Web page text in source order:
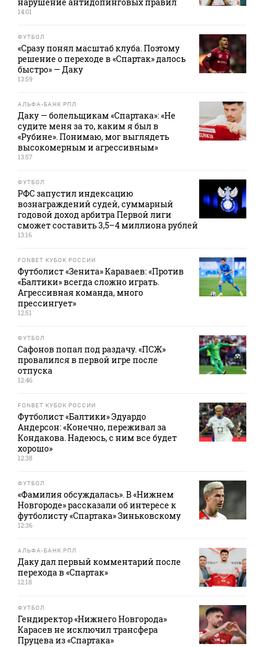
14:01
ФУТБОЛ
«Сразу понял масштаб клуба. Поэтому
решение о переходе в «Спартак» далось
быстро» — Даку
13:59
АЛЬФА-БАНК РПЛ
Даку — болельщикам «Спартака»: «Не
судите меня за то, каким я был в
«Рубине». Понимаю, мог выглядеть
высокомерным и агрессивным»
13:57
ФУТБОЛ
РФС запустил индексацию
вознаграждений судей, суммарный
годовой доход арбитра Первой лиги
сможет составить 3,5–4 миллиона рублей
13:16
FONBET КУБОК РОССИИ
Футболист «Зенита» Караваев: «Против
«Балтики» всегда сложно играть.
Агрессивная команда, много
прессингует»
12:51
ФУТБОЛ
Сафонов попал под раздачу. «ПСЖ»
провалился в первой игре после
отпуска
12:46
FONBET КУБОК РОССИИ
Футболист «Балтики» Эдуардо
Андерсон: «Конечно, переживал за
Кондакова. Надеюсь, с ним все будет
хорошо»
12:38
ФУТБОЛ
«Фамилия обсуждалась». В «Нижнем
Новгороде» рассказали об интересе к
футболисту «Спартака» Зиньковскому
12:36
АЛЬФА-БАНК РПЛ
Даку дал первый комментарий после
перехода в «Спартак»
12:18
ФУТБОЛ
Гендиректор «Нижнего Новгорода»
Карасев не исключил трансфера
Пруцева из «Спартака»